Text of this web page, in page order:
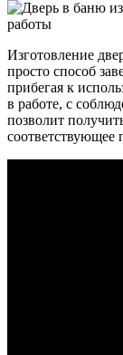
Изготовление
просто способ
прибегая к
в работе, с
позволит
соответствующее